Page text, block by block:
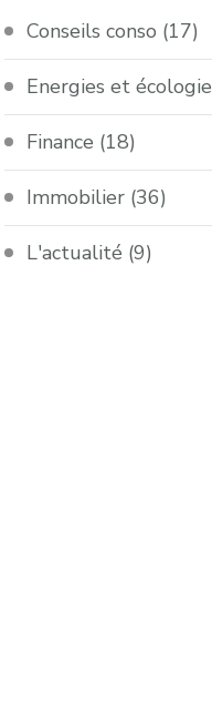
Conseils conso (17)
Energies et écologie
Finance (18)
Immobilier (36)
L'actualité (9)